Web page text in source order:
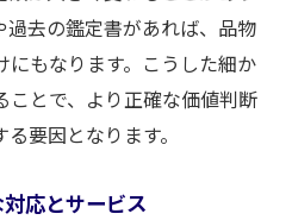
過去の鑑定書があれば、品物
もなります。こうした細か
ことで、より正確な価値判断
要因となります。
応とサービス